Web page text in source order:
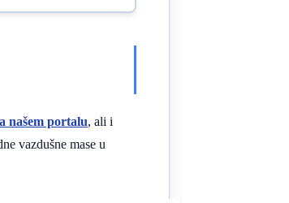
našem portalu, ali i
vazdušne mase u